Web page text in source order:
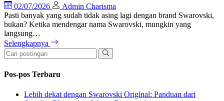
02/07/2026
Admin Charisma
Pasti banyak yang sudah tidak asing lagi dengan brand Swarovski,
bukan? Ketika mendengar nama Swarovski, mungkin yang
langsung…
Selengkapnya
Pos-pos Terbaru
Lebih dekat dengan Swarovski Original: Panduan dari